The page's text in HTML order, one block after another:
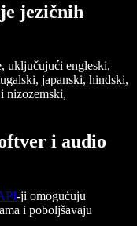
jezičnih
uključujući engleski,
japanski, hindski,
nizozemski,
i audio
-ji omogućuju
i poboljšavaju